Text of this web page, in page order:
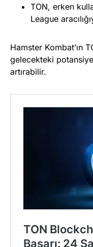
TON, erken
League
Hamster Kombat’ın
gelecekteki
artırabilir.